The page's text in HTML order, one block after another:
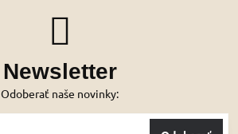
Newsletter
Odoberať naše novinky: